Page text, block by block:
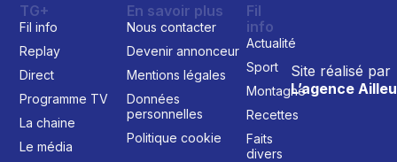
Site réalisé par
L’agence
TG+
Fil info
Replay
Direct
Programme TV
La chaine
Le média
En savoir plus
Nous contacter
Devenir annonceur
Mentions légales
Données
personnelles
Politique cookie
Fil
info
Actualité
Sport
Montagne
Recettes
Faits
divers